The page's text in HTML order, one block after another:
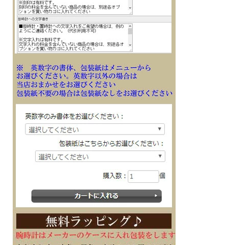
■ワールドタイム機能、世界38都市（38タイムゾーン、サマータイム自動設定機能
付き）＋UTC（協定世界時）の時刻表示、ホームタイムの都市入替機能
■タイマー機能（セット単位：1秒、最大セット：60分、1秒単位で計測）
■幅49.6mm×厚み12.9mm×重さ80g
■耐衝撃構造（ショックレジスト）
■ケース・ベゼル材質： 樹脂／ステンレススチール
・カーボンコアガード構造
・LED：ホワイト
・アプリ：「G-SHOCK Connected」対応
・モバイルリンク機能（対応携帯電話とのBluetooth?通信による機能連動）
・バッテリーインジケーター表示
・パワーセービング機能（暗所では一定時間が経過すると表示を消して節電しま
・12/24時間制表示切替
・操作音ON/OFF切替機能
・日付表示（月/日表示入替）
■メーカーの正規国内保証書付き（1年間保証）
メッセージ文字名入れ刻印した腕時計を永年勤続 周年記念 皆勤 栄転 定年 退職 誕
生日 入学 成人 卒業 結婚式 ご結婚記念 金婚 銀婚 還暦 白寿 喜寿 米寿 古希 古稀 叙
勲 御祝 ホールインワン 贈り物 ギフト 記念品 プレゼントに
※１０文字分の加工費込みの表示価格です
※在庫ありの時１０日間前後（土日祝日は除く）で発送予定（在庫切れの場合もあ